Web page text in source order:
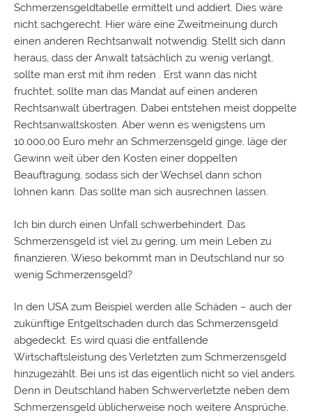
Schmerzensgeldtabelle ermittelt und addiert. Dies wäre
nicht sachgerecht. Hier wäre eine Zweitmeinung durch
einen anderen Rechtsanwalt notwendig. Stellt sich dann
heraus, dass der Anwalt tatsächlich zu wenig verlangt,
sollte man erst mit ihm reden . Erst wann das nicht
fruchtet, sollte man das Mandat auf einen anderen
Rechtsanwalt übertragen. Dabei entstehen meist doppelte
Rechtsanwaltskosten. Aber wenn es wenigstens um
10.000,00 Euro mehr an Schmerzensgeld ginge, läge der
Gewinn weit über den Kosten einer doppelten
Beauftragung, sodass sich der Wechsel dann schon
lohnen kann. Das sollte man sich ausrechnen lassen.
Ich bin durch einen Unfall schwerbehindert. Das
Schmerzensgeld ist viel zu gering, um mein Leben zu
finanzieren. Wieso bekommt man in Deutschland nur so
wenig Schmerzensgeld?
In den USA zum Beispiel werden alle Schäden – auch der
zukünftige Entgeltschaden durch das Schmerzensgeld
abgedeckt. Es wird quasi die entfallende
Wirtschaftsleistung des Verletzten zum Schmerzensgeld
hinzugezählt. Bei uns ist das eigentlich nicht so viel anders.
Denn in Deutschland haben Schwerverletzte neben dem
Schmerzensgeld üblicherweise noch weitere Ansprüche,